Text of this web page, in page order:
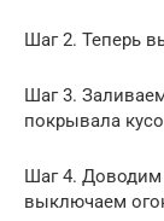
Шаг 2. Теперь
Шаг 3.
покрывала
Шаг 4. Доводим
выключаем